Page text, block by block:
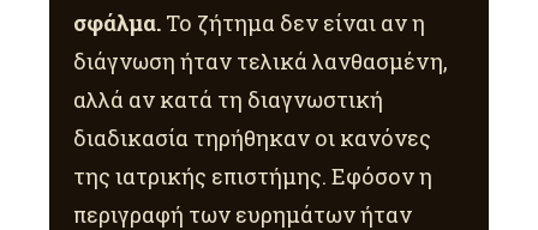
σφάλμα. Το ζήτημα δεν είναι αν η
διάγνωση ήταν τελικά λανθασμένη,
αλλά αν κατά τη διαγνωστική
διαδικασία τηρήθηκαν οι κανόνες
της ιατρικής επιστήμης. Εφόσον η
περιγραφή των ευρημάτων ήταν